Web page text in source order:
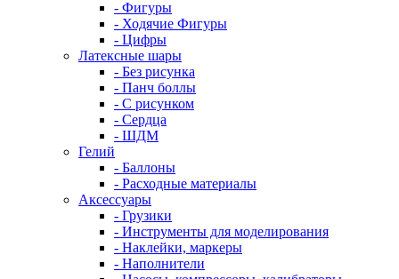
- Фигуры
- Ходячие Фигуры
- Цифры
Латексные шары
- Без рисунка
- Панч боллы
- С рисунком
- Сердца
- ШДМ
Гелий
- Баллоны
- Расходные материалы
Аксессуары
- Грузики
- Инструменты для моделирования
- Наклейки, маркеры
- Наполнители